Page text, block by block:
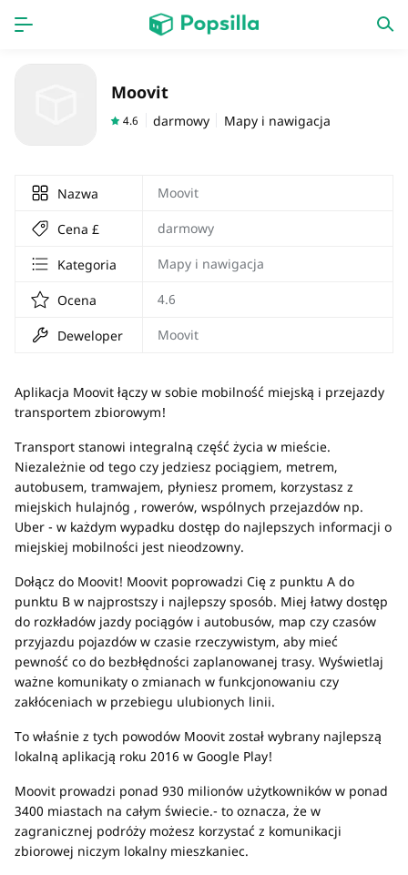
Nowa praca
Moovit
4.6 darmowy Mapy i nawigacja
Nazwa Moovit
Cena £ darmowy
Kategoria Mapy i nawigacja
Ocena 4.6
Deweloper Moovit
Aplikacja Moovit łączy w sobie mobilność miejską i przejazdy
transportem zbiorowym!
Transport stanowi integralną część życia w mieście.
Niezależnie od tego czy jedziesz pociągiem, metrem,
autobusem, tramwajem, płyniesz promem, korzystasz z
miejskich hulajnóg , rowerów, wspólnych przejazdów np.
Uber - w każdym wypadku dostęp do najlepszych informacji o
miejskiej mobilności jest nieodzowny.
Dołącz do Moovit! Moovit poprowadzi Cię z punktu A do
punktu B w najprostszy i najlepszy sposób. Miej łatwy dostęp
do rozkładów jazdy pociągów i autobusów, map czy czasów
przyjazdu pojazdów w czasie rzeczywistym, aby mieć
pewność co do bezbłędności zaplanowanej trasy. Wyświetlaj
ważne komunikaty o zmianach w funkcjonowaniu czy
zakłóceniach w przebiegu ulubionych linii.
To właśnie z tych powodów Moovit został wybrany najlepszą
lokalną aplikacją roku 2016 w Google Play!
Moovit prowadzi ponad 930 milionów użytkowników w ponad
3400 miastach na całym świecie.- to oznacza, że w
zagranicznej podróży możesz korzystać z komunikacji
zbiorowej niczym lokalny mieszkaniec.